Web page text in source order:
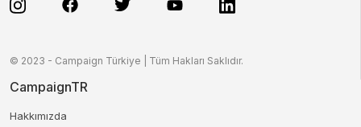
© 2023 - Campaign Türkiye | Tüm Hakları Saklıdır.
CampaignTR
Hakkımızda